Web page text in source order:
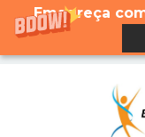
Emagreça